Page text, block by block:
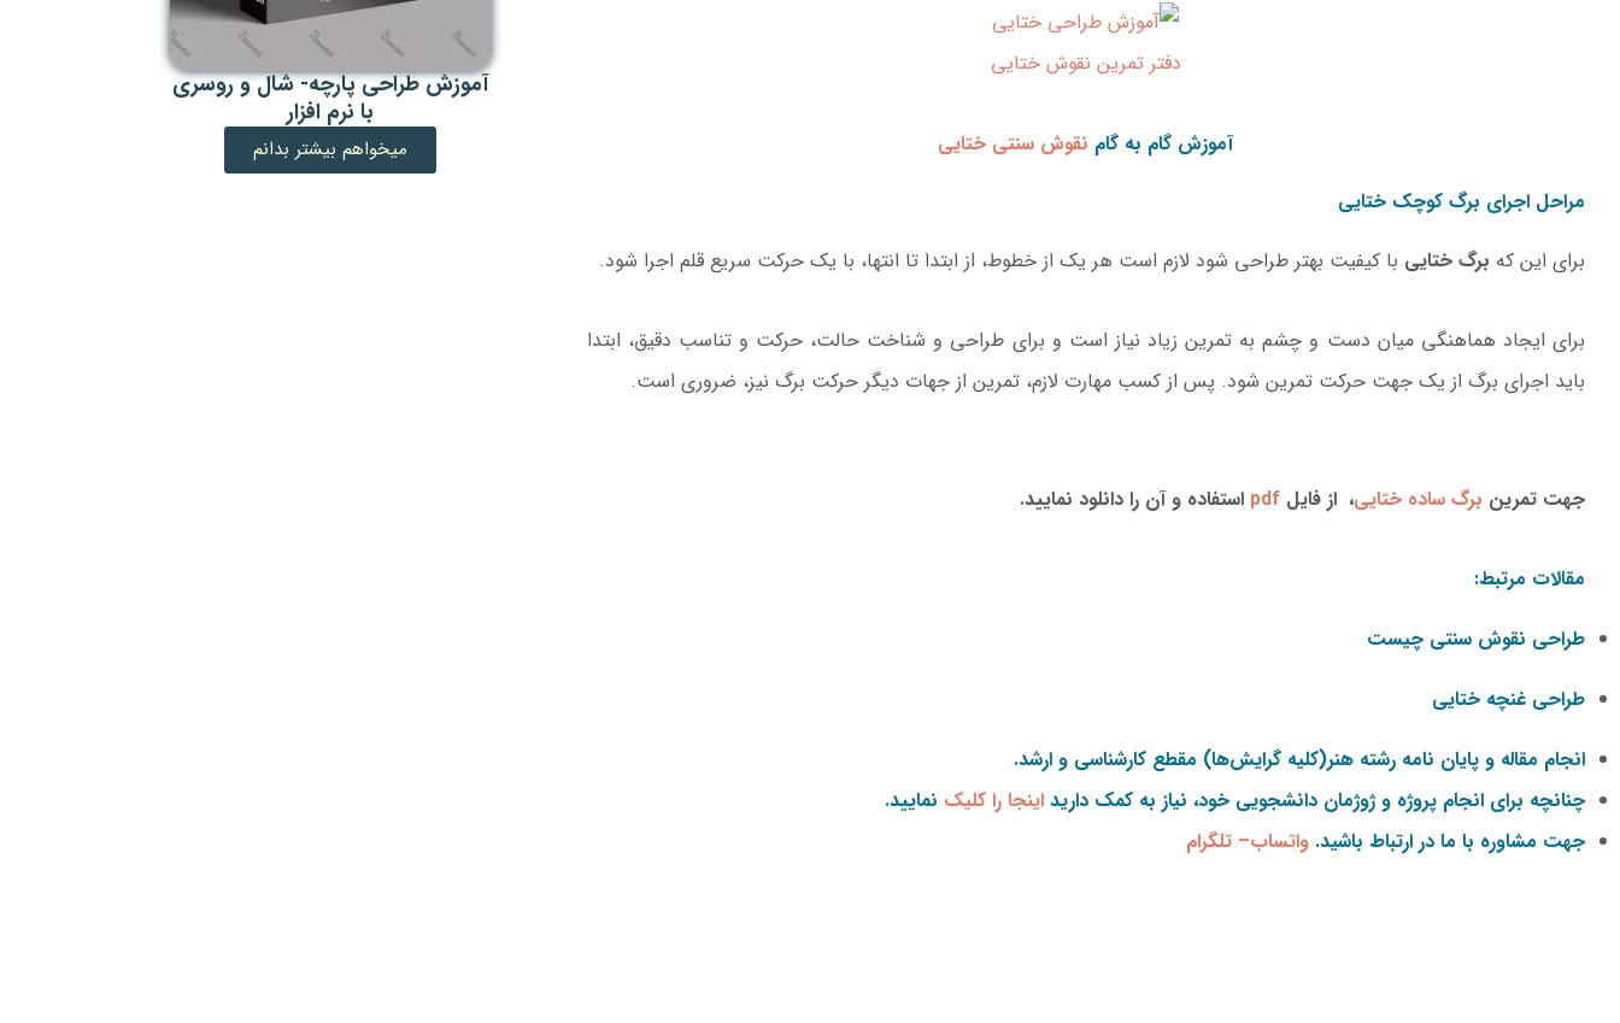
دفتر تمرین نقوش ختایی
آموزش گام به گام نقوش سنتی ختایی
مراحل اجرای برگ کوچک ختایی
برای این که برگ ختایی با کیفیت بهتر طراحی شود لازم است هر یک از خطوط، از ابتدا تا انتها، با یک حرکت سریع قلم اجرا شود.
برای ایجاد هماهنگی میان دست و چشم به تمرین زیاد نیاز است و برای طراحی و شناخت حالت، حرکت و تناسب دقیق، ابتدا
باید اجرای برگ از یک جهت حرکت تمرین شود. پس از کسب مهارت لازم، تمرین از جهات دیگر حرکت برگ نیز، ضروری است.
جهت تمرین برگ ساده ختایی، از فایلpdf استفاده و آن را دانلود نمایید.
مقالات مرتبط:
طراحی نقوش سنتی چیست
طراحی غنچه ختایی
انجام مقاله و پایان نامه رشته هنر(کلیه گرایش‌ها) مقطع کارشناسی و ارشد.
چنانچه برای انجام پروژه و ژوژمان دانشجویی خود، نیاز به کمک دارید اینجا را کلیک نمایید.
جهت مشاوره با ما در ارتباط باشید. واتساب– تلگرام
آموزش طراحی پارچه- شال و روسری
با نرم افزار
میخواهم بیشتر بدانم